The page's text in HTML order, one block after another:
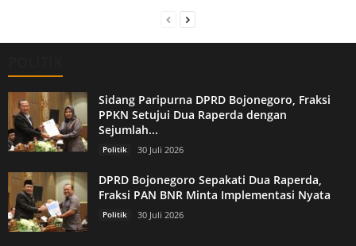
Sidang Paripurna DPRD Bojonegoro, Fraksi
PPKN Setujui Dua Raperda dengan
Sejumlah...
Politik 30 Juli 2026
DPRD Bojonegoro Sepakati Dua Raperda,
Fraksi PAN BNR Minta Implementasi Nyata
Politik 30 Juli 2026